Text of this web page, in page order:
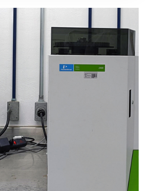
Analizador de CHN.
Modelo 2400